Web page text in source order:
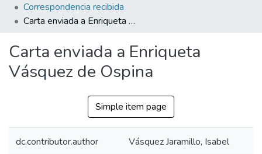
Statistics
Correspondencia recibida
Carta enviada a Enriqueta Vásquez de Ospina
Carta enviada a Enriqueta
Vásquez de Ospina
Simple item page
dc.contributor.author Vásquez Jaramillo, Isabel